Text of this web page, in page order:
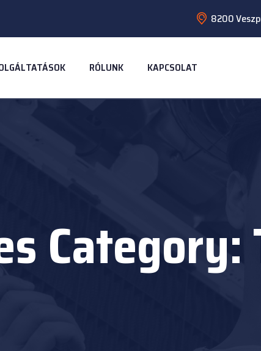
8200
RÓLUNK KAPCSOLAT
Category: